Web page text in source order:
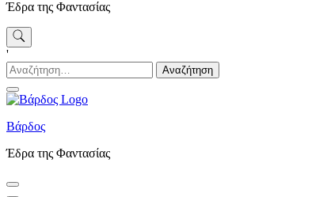
Έδρα της Φαντασίας
'
Αναζήτηση
για:
Βάρδος
Έδρα της Φαντασίας